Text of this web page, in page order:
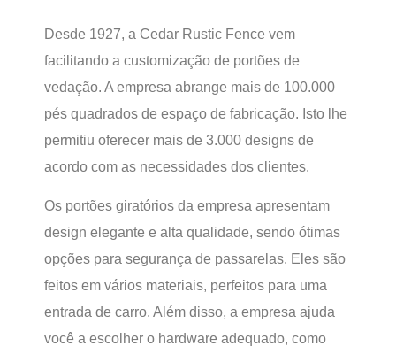
Desde 1927, a Cedar Rustic Fence vem
facilitando a customização de portões de
vedação. A empresa abrange mais de 100.000
pés quadrados de espaço de fabricação. Isto lhe
permitiu oferecer mais de 3.000 designs de
acordo com as necessidades dos clientes.
Os portões giratórios da empresa apresentam
design elegante e alta qualidade, sendo ótimas
opções para segurança de passarelas. Eles são
feitos em vários materiais, perfeitos para uma
entrada de carro. Além disso, a empresa ajuda
você a escolher o hardware adequado, como